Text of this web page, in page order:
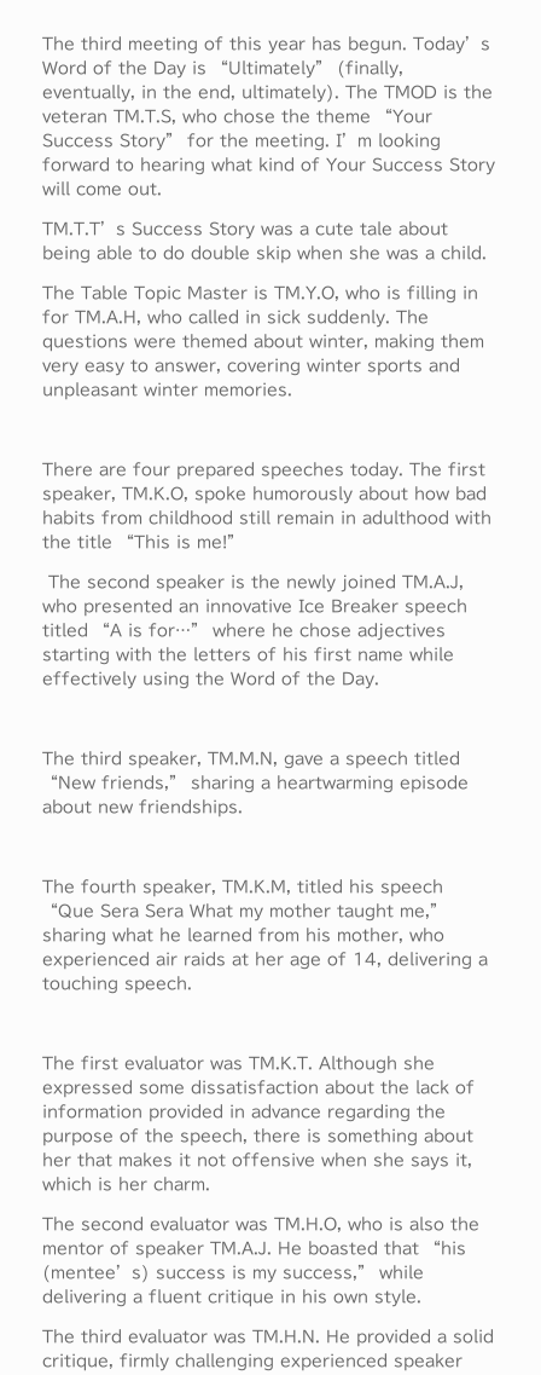
The third meeting of this year has begun. Today’s
Word of the Day is “Ultimately” (finally,
eventually, in the end, ultimately). The TMOD is the
veteran TM.T.S, who chose the theme “Your
Success Story” for the meeting. I’m looking
forward to hearing what kind of Your Success Story
will come out.
TM.T.T’s Success Story was a cute tale about
being able to do double skip when she was a child.
The Table Topic Master is TM.Y.O, who is filling in
for TM.A.H, who called in sick suddenly. The
questions were themed about winter, making them
very easy to answer, covering winter sports and
unpleasant winter memories.
There are four prepared speeches today. The first
speaker, TM.K.O, spoke humorously about how bad
habits from childhood still remain in adulthood with
the title “This is me!”
The second speaker is the newly joined TM.A.J,
who presented an innovative Ice Breaker speech
titled “A is for…” where he chose adjectives
starting with the letters of his first name while
effectively using the Word of the Day.
The third speaker, TM.M.N, gave a speech titled
“New friends,” sharing a heartwarming episode
about new friendships.
The fourth speaker, TM.K.M, titled his speech
“Que Sera Sera What my mother taught me,”
sharing what he learned from his mother, who
experienced air raids at her age of 14, delivering a
touching speech.
The first evaluator was TM.K.T. Although she
expressed some dissatisfaction about the lack of
information provided in advance regarding the
purpose of the speech, there is something about
her that makes it not offensive when she says it,
which is her charm.
The second evaluator was TM.H.O, who is also the
mentor of speaker TM.A.J. He boasted that “his
(mentee’s) success is my success,” while
delivering a fluent critique in his own style.
The third evaluator was TM.H.N. He provided a solid
critique, firmly challenging experienced speaker